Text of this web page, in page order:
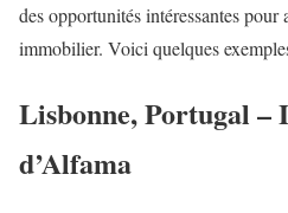
des opportunités intéressantes
immobilier. Voici quelques
Lisbonne, Portugal –
d’Alfama